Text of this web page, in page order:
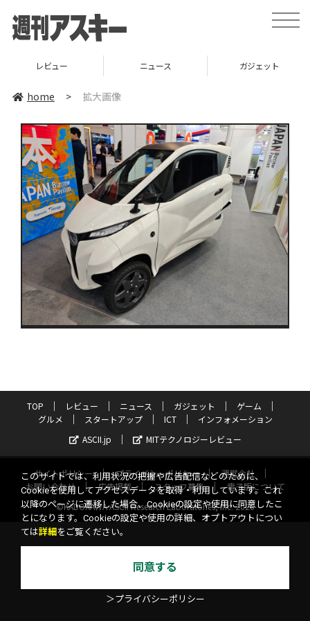
toggle
レビュー ニュース ガジェット
home > 拡大画像
TOP レビュー ニュース ガジェット
ゲーム
グルメ
スタートアップ ICT
インフォメーション
ASCII.jp
MITテクノロジーレビュー
サイトポリシー プライバシーポリシー
運営会社
お問い合わせ
広告掲載 スタッフ募集
電子版について
©KADOKAWA ASCII Research Laboratories, Inc. 2026
このサイトでは、利用状況の把握や広告配信などのために、
Cookieを使用してアクセスデータを取得・利用しています。これ
以降のページに遷移した場合、Cookieの設定や使用に同意したこ
とになります。Cookieの設定や使用の詳細、オプトアウトについ
ては詳細 をご覧ください。
同意する
＞プライバシーポリシー